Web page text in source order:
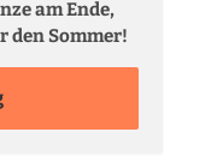
am Ende,
den Sommer!